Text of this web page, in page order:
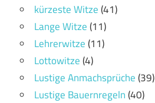
kürzeste Witze(41)
Lange Witze(11)
Lehrerwitze(11)
Lottowitze(4)
Lustige Anmachsprüche(39)
Lustige Bauernregeln(40)